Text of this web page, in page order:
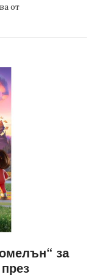
от
за